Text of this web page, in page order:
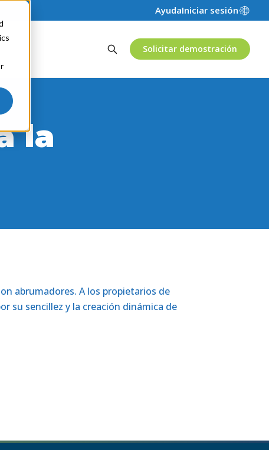
AyudaIniciar sesión
Solicitar demostración
la
abrumadores.A los propietarios de
su sencillezy la creación dinámica de